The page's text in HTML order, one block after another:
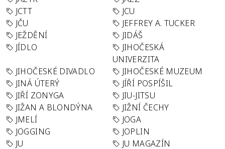
JCTT
JCU
JČU
JEFFREY A. TUCKER
JEŽDĚNÍ
JIDÁŠ
JÍDLO
JIHOČESKÁ
UNIVERZITA
JIHOČESKÉ DIVADLO
JIHOČESKÉ MUZEUM
JINÁ ÚTERÝ
JÍŘÍ POSPÍŠIL
JIŘÍ ZONYGA
JIU-JITSU
JIŽAN A BLONDÝNA
JIŽNÍ ČECHY
JMELÍ
JOGA
JOGGING
JOPLIN
JU
JU MAGAZÍN